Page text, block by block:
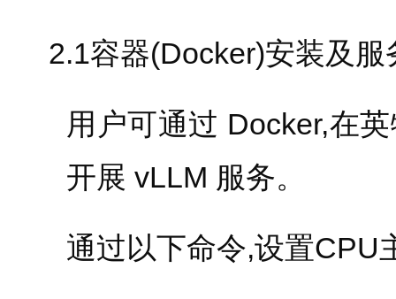
2.1容器(Docker)安装及服
用户可通过 Docker,在
开展 vLLM 服务。
通过以下命令,设置CPU